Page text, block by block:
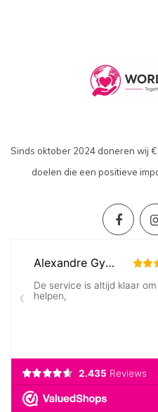
Sinds oktober 2024 doneren wij
doelen die een positieve